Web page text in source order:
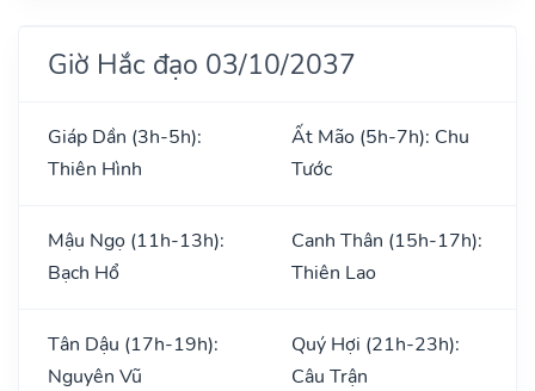
Giờ Hắc đạo 03/10/2037
Giáp Dần (3h-5h):
Thiên Hình
Ất Mão (5h-7h): Chu
Tước
Mậu Ngọ (11h-13h):
Bạch Hổ
Canh Thân (15h-17h):
Thiên Lao
Tân Dậu (17h-19h):
Nguyên Vũ
Quý Hợi (21h-23h):
Câu Trận